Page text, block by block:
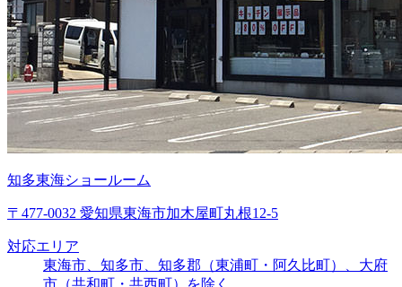
知多東海ショールーム
〒477-0032 愛知県東海市加木屋町丸根12-5
対応エリア
東海市、知多市、知多郡（東浦町・阿久比町）、大府
市（共和町・共西町）を除く